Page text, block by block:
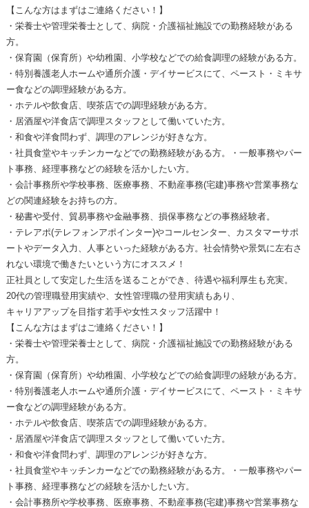
【こんな方はまずはご連絡ください！】
・栄養士や管理栄養士として、病院・介護福祉施設での勤務経験がある
方。
・保育園（保育所）や幼稚園、小学校などでの給食調理の経験がある方。
・特別養護老人ホームや通所介護・デイサービスにて、ペースト・ミキサ
ー食などの調理経験がある方。
・ホテルや飲食店、喫茶店での調理経験がある方。
・居酒屋や洋食店で調理スタッフとして働いていた方。
・和食や洋食問わず、調理のアレンジが好きな方。
・社員食堂やキッチンカーなどでの勤務経験がある方。・一般事務やパー
ト事務、経理事務などの経験を活かしたい方。
・会計事務所や学校事務、医療事務、不動産事務(宅建)事務や営業事務な
どの関連経験をお持ちの方。
・秘書や受付、貿易事務や金融事務、損保事務などの事務経験者。
・テレアポ(テレフォンアポインター)やコールセンター、カスタマーサポ
ートやデータ入力、人事といった経験がある方。社会情勢や景気に左右さ
れない環境で働きたいという方にオススメ！
正社員として安定した生活を送ることができ、待遇や福利厚生も充実。
20代の管理職登用実績や、女性管理職の登用実績もあり、
キャリアアップを目指す若手や女性スタッフ活躍中！
【こんな方はまずはご連絡ください！】
・栄養士や管理栄養士として、病院・介護福祉施設での勤務経験がある
方。
・保育園（保育所）や幼稚園、小学校などでの給食調理の経験がある方。
・特別養護老人ホームや通所介護・デイサービスにて、ペースト・ミキサ
ー食などの調理経験がある方。
・ホテルや飲食店、喫茶店での調理経験がある方。
・居酒屋や洋食店で調理スタッフとして働いていた方。
・和食や洋食問わず、調理のアレンジが好きな方。
・社員食堂やキッチンカーなどでの勤務経験がある方。・一般事務やパー
ト事務、経理事務などの経験を活かしたい方。
・会計事務所や学校事務、医療事務、不動産事務(宅建)事務や営業事務な